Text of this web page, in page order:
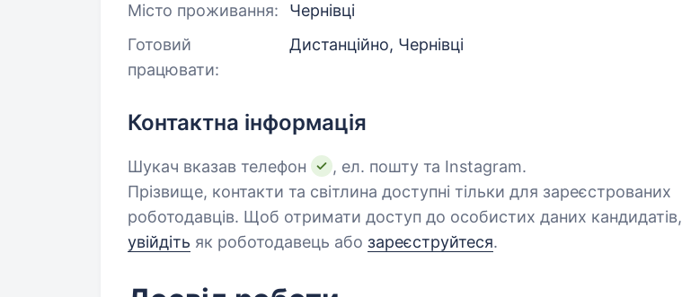
Місто проживання:
Чернівці
Готовий
працювати:
Дистанційно, Чернівці
Контактна інформація
Шукач вказав телефон
, ел. пошту та Instagram.
Прізвище, контакти та світлина доступні тільки для зареєстрованих
роботодавців. Щоб отримати доступ до особистих даних кандидатів,
увійдіть як роботодавець або зареєструйтеся.